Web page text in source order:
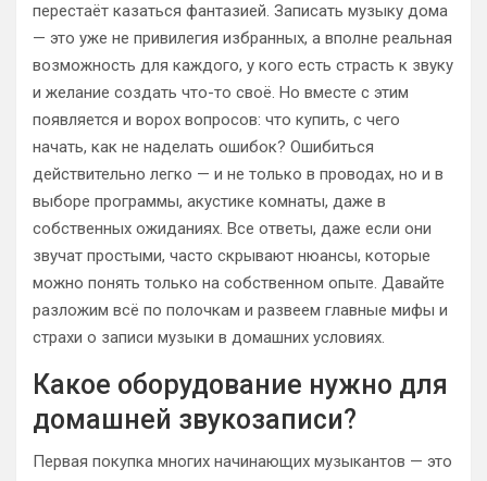
перестаёт казаться фантазией. Записать музыку дома
— это уже не привилегия избранных, а вполне реальная
возможность для каждого, у кого есть страсть к звуку
и желание создать что-то своё. Но вместе с этим
появляется и ворох вопросов: что купить, с чего
начать, как не наделать ошибок? Ошибиться
действительно легко — и не только в проводах, но и в
выборе программы, акустике комнаты, даже в
собственных ожиданиях. Все ответы, даже если они
звучат простыми, часто скрывают нюансы, которые
можно понять только на собственном опыте. Давайте
разложим всё по полочкам и развеем главные мифы и
страхи о записи музыки в домашних условиях.
Какое оборудование нужно для
домашней звукозаписи?
Первая покупка многих начинающих музыкантов — это